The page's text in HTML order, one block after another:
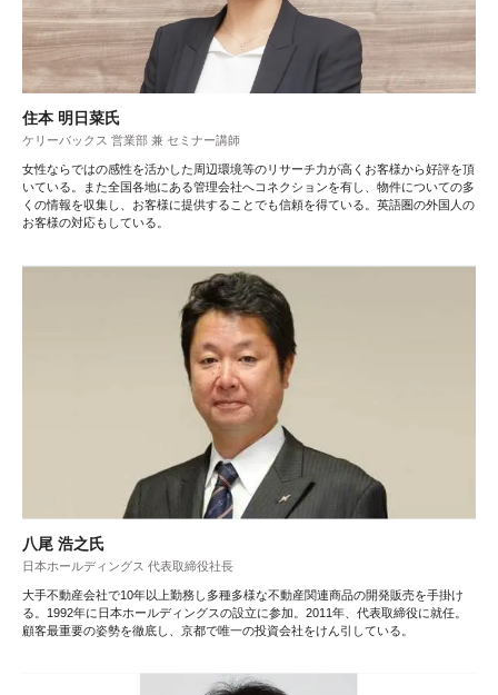
住本 明日菜氏
ケリーバックス 営業部 兼 セミナー講師
女性ならではの感性を活かした周辺環境等のリサーチ力が高くお客様から好評を頂
いている。また全国各地にある管理会社へコネクションを有し、物件についての多
くの情報を収集し、お客様に提供することでも信頼を得ている。英語圏の外国人の
お客様の対応もしている。
八尾 浩之氏
日本ホールディングス 代表取締役社長
大手不動産会社で10年以上勤務し多種多様な不動産関連商品の開発販売を手掛け
る。1992年に日本ホールディングスの設立に参加。2011年、代表取締役に就任。
顧客最重要の姿勢を徹底し、京都で唯一の投資会社をけん引している。